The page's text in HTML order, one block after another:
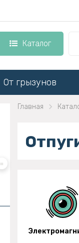
Каталог
От грызунов
Главная